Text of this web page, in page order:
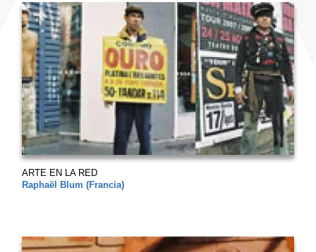
ARTE EN LA RED
Raphaël Blum (Francia)